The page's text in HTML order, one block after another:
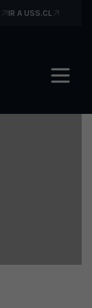
IR A USS.CL